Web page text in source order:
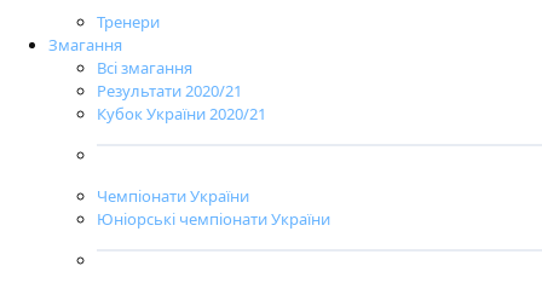
Тренери
Змагання
Всі змагання
Результати 2020/21
Кубок України 2020/21
Чемпіонати України
Юніорські чемпіонати України